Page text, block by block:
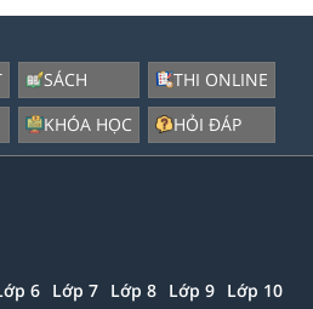
SÁCH
KHÓA HỌC
THI ONLINE
HỎI ĐÁP
6 Lớp 7 Lớp 8 Lớp 9 Lớp 10